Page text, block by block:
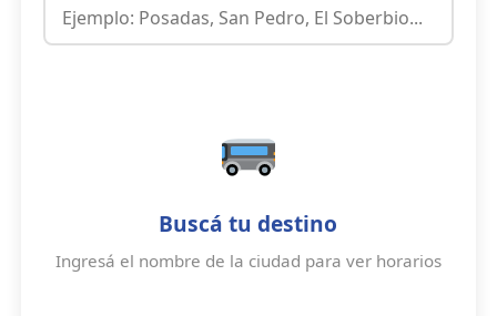
Buscá tu destino
Ingresá el nombre de la ciudad para ver horarios